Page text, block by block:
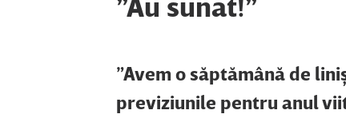
”Avem o săptămână de
previziunile pentru anul